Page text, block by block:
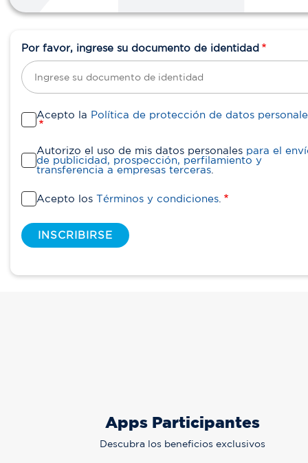
Por favor, ingrese su documento de identidad
Acepto la Política de protección de datos
Autorizo el uso de mis datos personales para el
de publicidad, prospección, perfilamiento y
transferencia a empresas terceras
Acepto los Términos y condiciones
Apps Participantes
Descubra los beneficios exclusivos